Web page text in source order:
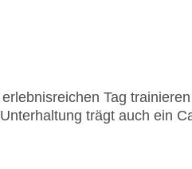
Tag
trägt auch ein